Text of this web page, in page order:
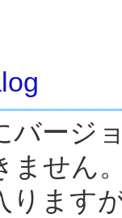
バージ
ません
ります